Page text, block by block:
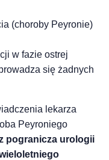
(choroby Peyronie)
w fazie ostrej
się żadnych
lekarza
Peyroniego
pogranicza urologii